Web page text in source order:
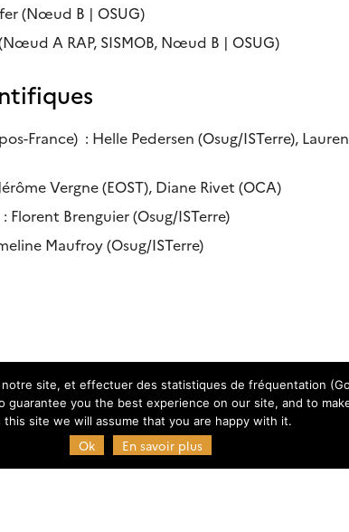
(Nœud B | OSUG)
A RAP, SISMOB, Nœud B | OSUG)
France) : Helle Pedersen (Osug/ISTerre),
Vergne (EOST), Diane Rivet (OCA)
Brenguier (Osug/ISTerre)
Maufroy (Osug/ISTerre)
site, et effectuer des statistiques de fréquentation
you the best experience on our site, and to
this site we will assume that you are happy with it.
Ok En savoir plus